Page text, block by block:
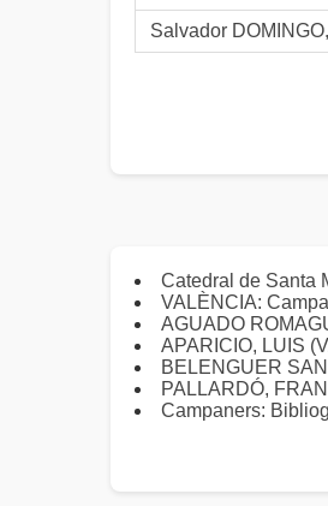
Salvador
Catedral de Santa
VALÈNCIA:
AGUADO
APARICIO, LUIS
BELENGUER
PALLARDÓ,
Campaners: